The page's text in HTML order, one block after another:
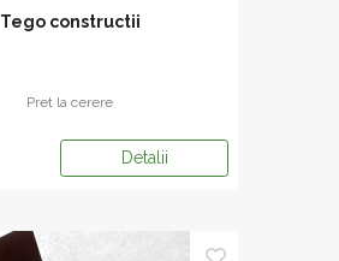
Tego constructii
Pret la cerere
Detalii